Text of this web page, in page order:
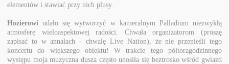
elementów i stawiać przy nich plusy.
Hozierowiudało się wytworzyć w kameralnym Palladium niezwykłą
atmosferę wieloaspektowej radości. Chwała organizatorom (proszę
zapisać to w annałach - chwalę Live Nation), że nie przenieśli tego
koncertu do większego obiektu! W trakcie tego półtoragodzinnego
występu moja muzyczna dusza często unosiła się beztrosko wśród gwiazd